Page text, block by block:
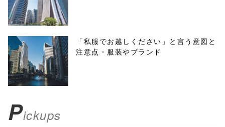
height=450,
menubar=no,
toolbar=no,
scrollbars=yes'
false;"> シェア
「私服でお越しください」と言う意図と
注意点・服装やブランド
Pickups